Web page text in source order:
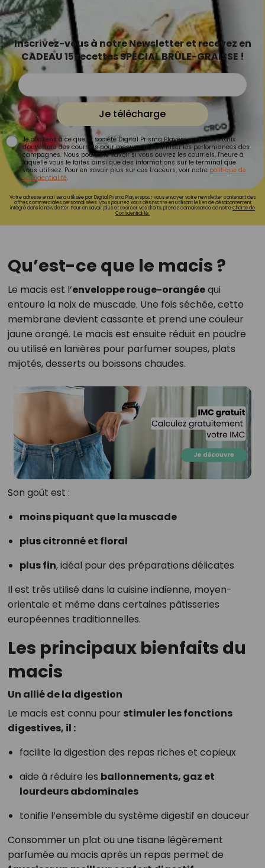
Inscrivez-vous à notre Newsletter et recevez en
CADEAU 15 recettes SPÉCIAL BRÛLE-GRAISSE !
Je télécharge
Je consens à ce que la société Digital Prisma Players analyse le taux
d'ouverture des courriels pour mesurer et optimiser les performances des
campagnes. Nous pourrons savoir si vous ouvrez les courriels, l'heure à
laquelle vous le faites ainsi que des informations sur le terminal que
vous utilisez. Pour en savoir plus sur ces traceurs, voir notre politique de
confidentialité.
Votre adresse email sera utilisée par Digital Prisma Playerspour vous envoyer votre newsletter contenant des
offres commerciales personnalisées. Vous pourrez vous désinscrire en utilisant le lien de désabonnement
intégré dans la newsletter. Pour en savoir plus et exercer vos droits, prenez connaissance de notreCharte de
Confidentialité.
Qu’est-ce que le macis ?
Le macis est l’enveloppe rouge-orangéequi
entoure la noix de muscade. Une fois séchée, cette
membrane devient cassante et prend une couleur
jaune orangé. Le macis est ensuite réduit en poudre
ou utilisé en lanières pour parfumer soupes, plats
mijotés, desserts ou boissons chaudes.
Son goût est :
moins piquant que la muscade
plus citronné et floral
plus fin, idéal pour des préparations délicates
Il est très utilisé dans la cuisine indienne, moyen-
orientale et même dans certaines pâtisseries
européennes traditionnelles.
Les principaux bienfaits du
macis
Un allié de la digestion
Le macis est connu pour stimuler les fonctions
digestives, il :
facilite la digestion des repas riches et copieux
aide à réduire les ballonnements, gaz et
lourdeurs abdominales
tonifie l’ensemble du système digestif en douceur
Consommer un plat ou une tisane légèrement
parfumée au macis après un repas permet de